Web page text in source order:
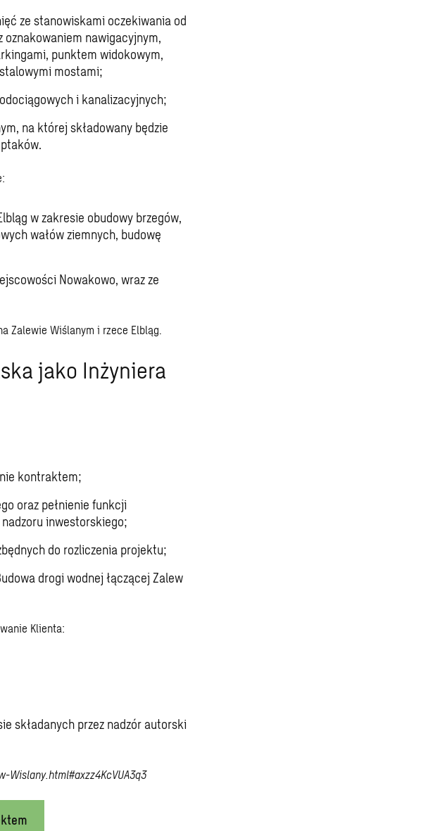
ze stanowiskami oczekiwania od
oznakowaniem nawigacyjnym,
punktem widokowym,
mostami;
i kanalizacyjnych;
na której składowany będzie
w zakresie obudowy brzegów,
wałów ziemnych, budowę
Nowakowo, wraz ze
Zalewie Wiślanym i rzece Elbląg.
jako Inżyniera
kontraktem;
oraz pełnienie funkcji
inwestorskiego;
do rozliczenia projektu;
drogi wodnej łączącej Zalew
Klienta:
składanych przez nadzór autorski